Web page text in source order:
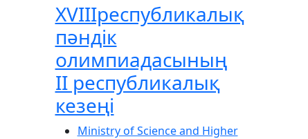
XVIIIреспубликалық
пәндік
олимпиадасының
ІІ республикалық
кезеңі
Ministry of Science and Higher